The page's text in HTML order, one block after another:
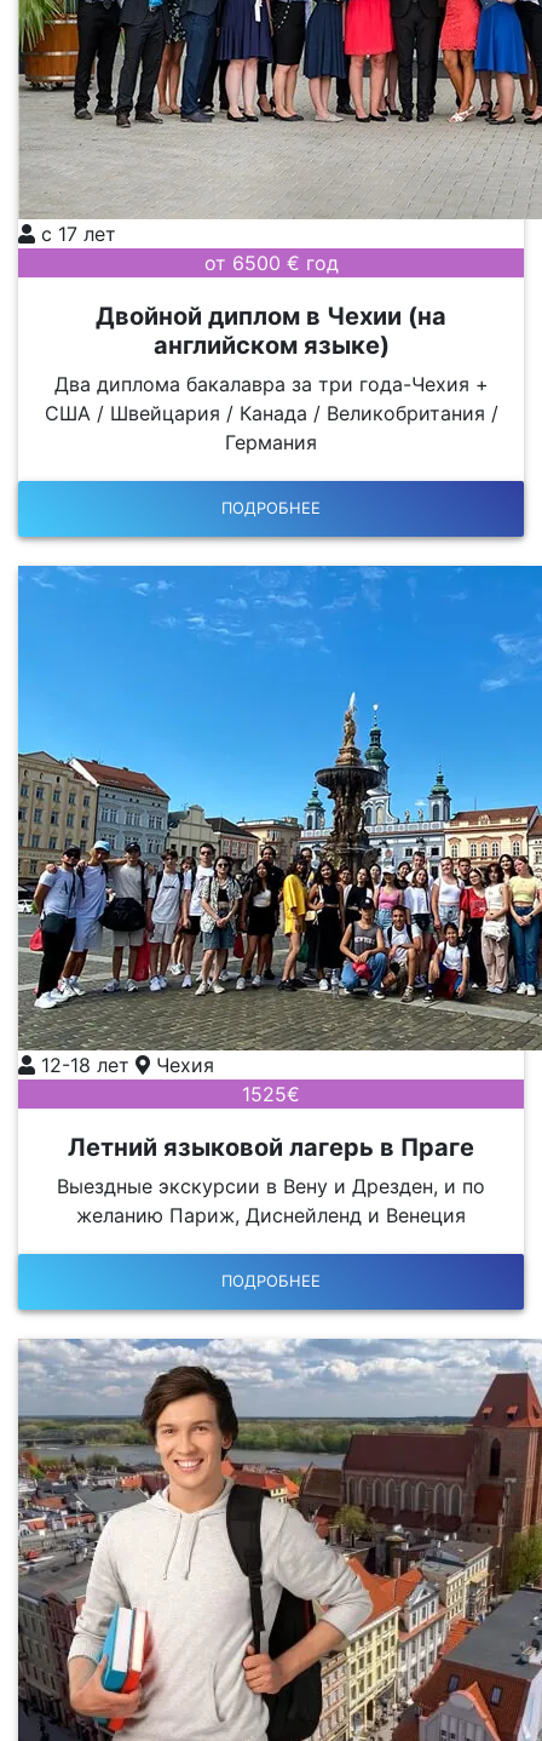
с 17 лет
от 6500 € год
Двойной диплом в Чехии (на
английском языке)
Два диплома бакалавра за три года-Чехия +
США / Швейцария / Канада / Великобритания /
Германия
ПОДРОБНЕЕ
12-18 лет
Чехия
1525€
Летний языковой лагерь в Праге
Выездные экскурсии в Вену и Дрезден, и по
желанию Париж, Диснейленд и Венеция
ПОДРОБНЕЕ